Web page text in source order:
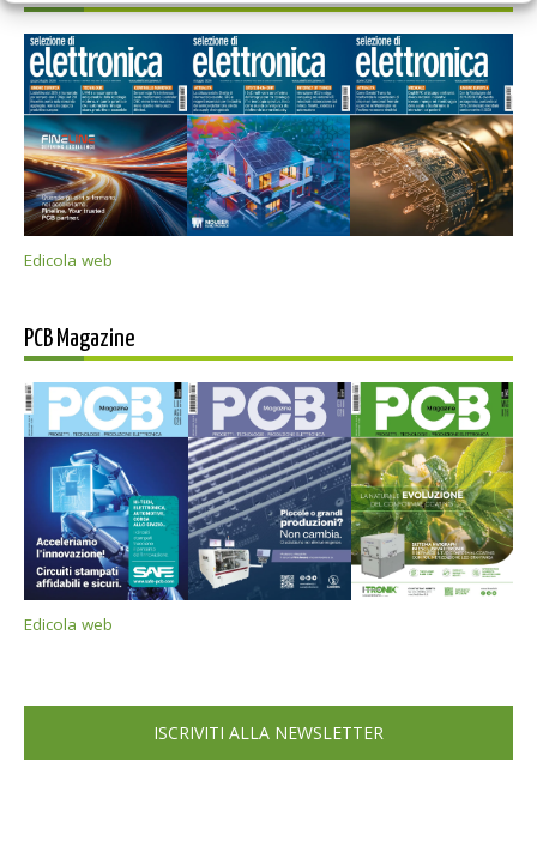
Edicola web
PCB Magazine
Edicola web
ISCRIVITI ALLA NEWSLETTER